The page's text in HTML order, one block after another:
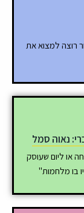
למצוא את
נאוה סמל
ליום שעוסק
מלחמות"